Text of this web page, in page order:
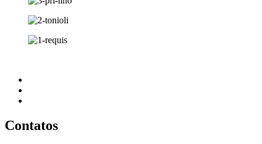
Contatos